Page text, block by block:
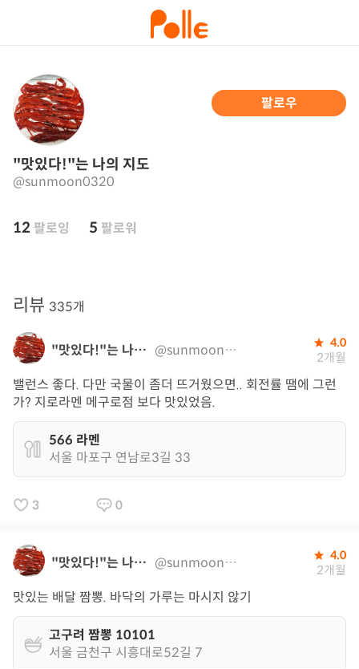
팔로우
"맛있다!"는 나의 지도
@sunmoon0320
12 팔로잉 5 팔로워
리뷰 335개
"맛있다!"는 나의 지도 @sunmoon0320 4.0
2개월
밸런스 좋다. 다만 국물이 좀더 뜨거웠으면.. 회전률 땜에 그런
가? 지로라멘 메구로점 보다 맛있었음.
566 라멘
서울 마포구 연남로3길 33
3 0
"맛있다!"는 나의 지도 @sunmoon0320 4.0
2개월
맛있는 배달 짬뽕. 바닥의 가루는 마시지 않기
고구려 짬뽕 10101
서울 금천구 시흥대로52길 7